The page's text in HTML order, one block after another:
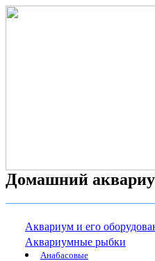
Домашний
Аквариум и его
Аквариумные рыбки
Анабасовые